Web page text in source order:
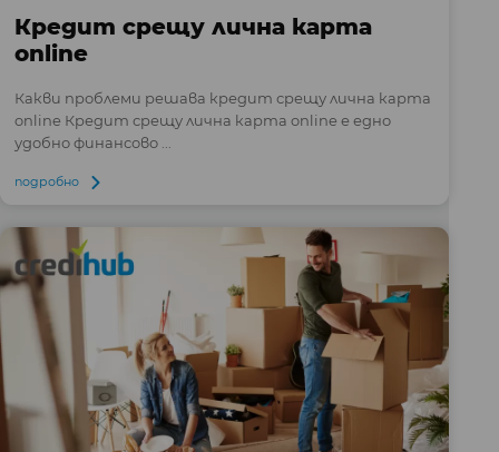
Кредит срещу лична карта
online
Какви проблеми решава кредит срещу лична карта
online Кредит срещу лична карта online е едно
удобно финансово ...
подробно